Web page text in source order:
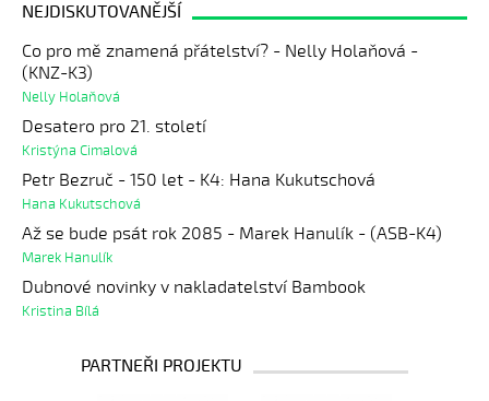
NEJDISKUTOVANĚJŠÍ
Co pro mě znamená přátelství? - Nelly Holaňová -
(KNZ-K3)
Nelly Holaňová
Desatero pro 21. století
Kristýna Cimalová
Petr Bezruč - 150 let - K4: Hana Kukutschová
Hana Kukutschová
Až se bude psát rok 2085 - Marek Hanulík - (ASB-K4)
Marek Hanulík
Dubnové novinky v nakladatelství Bambook
Kristina Bílá
PARTNEŘI PROJEKTU